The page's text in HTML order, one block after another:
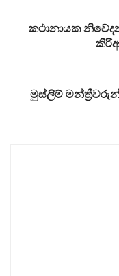
කථානායක
මුස්ලිම්